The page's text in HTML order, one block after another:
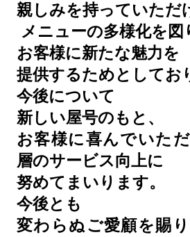
親しみを持っていただ
メニューの多様化を図
お客様に新たな魅力を
提供するためとしてお
今後について
新しい屋号のもと、
お客様に喜んでいた
層のサービス向上に
努めてまいります。
今後とも
変わらぬご愛顧を賜